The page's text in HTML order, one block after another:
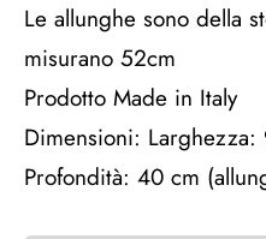
Le allunghe sono della
misurano 52cm
Prodotto Made in Italy
Dimensioni:
Profondità: 40 cm